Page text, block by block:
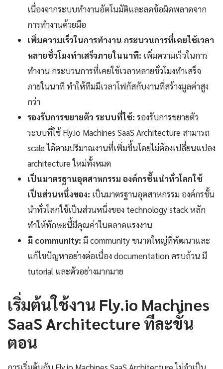
เนื่องจากระบบทำงานอัตโนมัติและลดข้อผิดพลาดจาก
การทำงานด้วยมือ
เพิ่มความเร็วในการทำงาน กระบวนการที่เคยใช้เวลา
หลายชั่วโมงทำเสร็จภายในนาที: เพิ่มความเร็วในการ
ทำงาน กระบวนการที่เคยใช้เวลาหลายชั่วโมงทำเสร็จ
ภายในนาที ทำให้ทีมมีเวลาโฟกัสกับงานที่สร้างมูลค่าสูง
กว่า
รองรับการขยายตัว ระบบที่ใช้: รองรับการขยายตัว
ระบบที่ใช้ Fly.io Machines SaaS Architecture สามารถ
scale ได้ตามปริมาณงานที่เพิ่มขึ้นโดยไม่ต้องเปลี่ยนแปลง
architecture ใหม่ทั้งหมด
เป็นมาตรฐานอุตสาหกรรม องค์กรชั้นนำทั่วโลกใช้
เป็นส่วนหนึ่งของ: เป็นมาตรฐานอุตสาหกรรม องค์กรชั้น
นำทั่วโลกใช้เป็นส่วนหนึ่งของ technology stack หลัก
ทำให้ทักษะนี้มีคุณค่าในตลาดแรงงาน
มี community: มี community ขนาดใหญ่ที่พัฒนาและ
แก้ไขปัญหาอย่างต่อเนื่อง documentation ครบถ้วน มี
tutorial และตัวอย่างมากมาย
เริ่มต้นใช้งาน Fly.io Machines
SaaS Architecture ทีละขั้น
ตอน